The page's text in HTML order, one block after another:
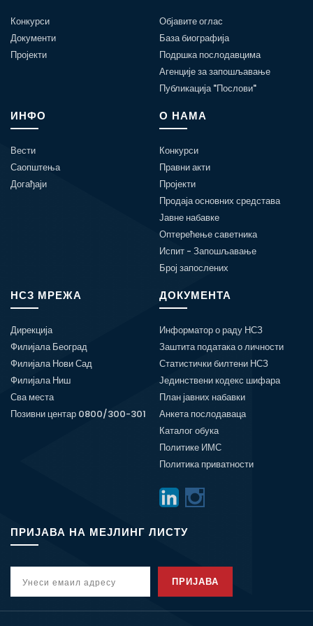
Конкурси
Документи
Пројекти
Објавите оглас
База биографија
Подршка послодавцима
Агенције за запошљавање
Публикација "Послови"
ИНФО
Вести
Саопштења
Догађаји
О НАМА
Конкурси
Правни акти
Пројекти
Продаја основних средстава
Јавне набавке
Оптерећење саветника
Испит - Запошљавање
Број запослених
НСЗ МРЕЖА
Дирекција
Филијала Београд
Филијала Нови Сад
Филијала Ниш
Сва места
Позивни центар 0800/300-301
ДОКУМЕНТА
Информатор о раду НСЗ
Заштита података о личности
Статистички билтени НСЗ
Јединствени кодекс шифара
План јавних набавки
Анкета послодаваца
Каталог обука
Политике ИМС
Политика приватности
ПРИЈАВА НА МЕЈЛИНГ ЛИСТУ
ПРИЈАВА